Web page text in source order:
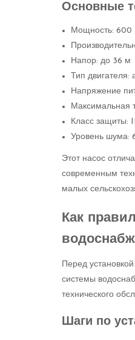
Основные
Мощность: 600
Напор: до 36 м
Тип
Напряжение
Максимальная
Класс защиты:
Уровень шума:
Этот насос
современным
малых
Как
Перед
системы
технического
Шаги по